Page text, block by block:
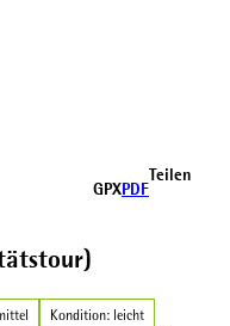
GPXPDF
Teilen
Kondition: leicht